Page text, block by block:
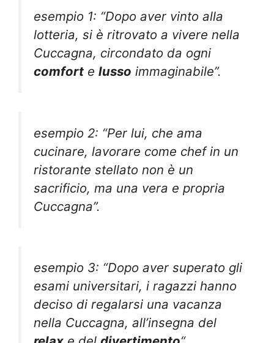
esempio 1: “Dopo aver vinto alla
lotteria, si è ritrovato a vivere nella
Cuccagna, circondato da ogni
comfort e lusso immaginabile”.
esempio 2: “Per lui, che ama
cucinare, lavorare come chef in un
ristorante stellato non è un
sacrificio, ma una vera e propria
Cuccagna”.
esempio 3: “Dopo aver superato gli
esami universitari, i ragazzi hanno
deciso di regalarsi una vacanza
nella Cuccagna, all’insegna del